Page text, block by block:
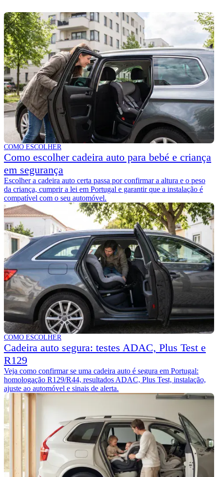
Você também pode gostar
COMO ESCOLHER
Como escolher cadeira auto para bebé e criança
em segurança
Escolher a cadeira auto certa passa por confirmar a altura e o peso
da criança, cumprir a lei em Portugal e garantir que a instalação é
compatível com o seu automóvel.
COMO ESCOLHER
Cadeira auto segura: testes ADAC, Plus Test e
R129
Veja como confirmar se uma cadeira auto é segura em Portugal:
homologação R129/R44, resultados ADAC, Plus Test, instalação,
ajuste ao automóvel e sinais de alerta.